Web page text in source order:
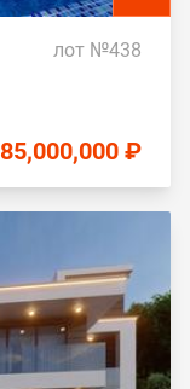
лот №438
85,000,000 ₽